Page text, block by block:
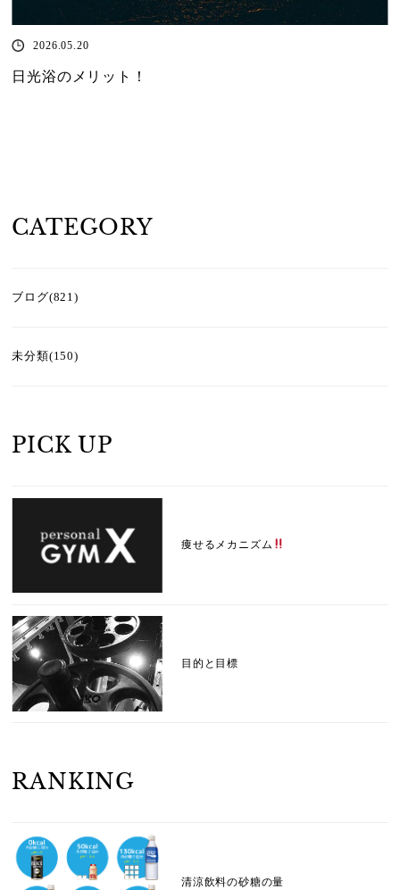
2026.05.20
日光浴のメリット！
CATEGORY
ブログ(821)
未分類(150)
PICK UP
痩せるメカニズム
目的と目標
RANKING
清涼飲料の砂糖の量